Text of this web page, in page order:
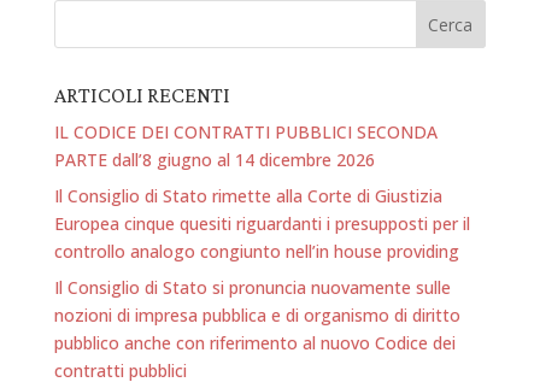
ARTICOLI RECENTI
IL CODICE DEI CONTRATTI PUBBLICI SECONDA
PARTE dall’8 giugno al 14 dicembre 2026
Il Consiglio di Stato rimette alla Corte di Giustizia
Europea cinque quesiti riguardanti i presupposti per il
controllo analogo congiunto nell’in house providing
Il Consiglio di Stato si pronuncia nuovamente sulle
nozioni di impresa pubblica e di organismo di diritto
pubblico anche con riferimento al nuovo Codice dei
contratti pubblici